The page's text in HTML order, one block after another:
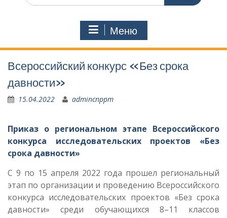
Меню
Всероссийский конкурс «Без срока
давности»
15.04.2022 admincnppm
Приказ о региональном этапе Всероссийского
конкурса исследовательских проектов «Без
срока давности»
С 9 по 15 апреля 2022 года прошел региональный
этап по организации и проведению Всероссийского
конкурса исследовательских проектов «Без срока
давности» среди обучающихся 8–11 классов